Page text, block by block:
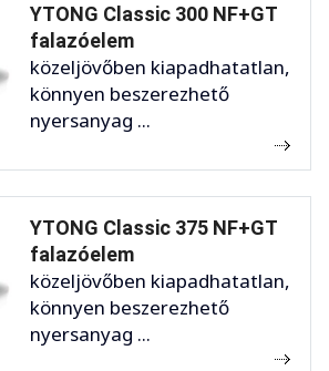
YTONG Classic 300 NF+GT
falazóelem
közeljövőben kiapadhatatlan,
könnyen beszerezhető
nyersanyag ...
YTONG Classic 375 NF+GT
falazóelem
közeljövőben kiapadhatatlan,
könnyen beszerezhető
nyersanyag ...